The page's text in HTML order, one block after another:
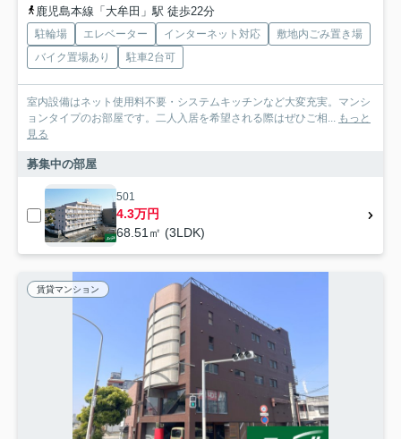
鹿児島本線「大牟田」駅 徒歩22分
駐輪場 エレベーター インターネット対応
敷地内ごみ置き場
バイク置場あり
駐車2台可
室内設備はネット使用料不要・システムキッチンなど大変充実。マンシ
ョンタイプのお部屋です。二人入居を希望される際はぜひご相... もっと
見る
募集中の部屋
501
4.3万円
68.51㎡ (3LDK)
賃貸マンション